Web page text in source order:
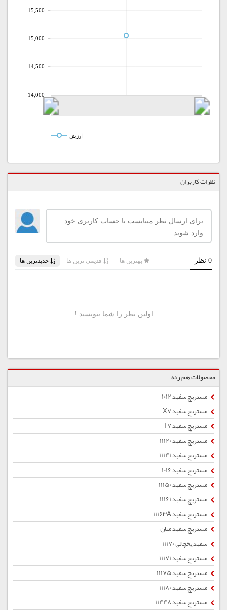
14,000
14,500
15,000
15,500
ارزش
نظرات کاربران
محصولات هم رده
مستربچ سفید 1012
مستربچ سفید X7
مستربچ سفید T7
مستربچ سفید 11120
مستربچ سفید 11141
مستربچ سفید 1016
مستربچ سفید 11150
مستربچ سفید 11161
مستربچ سفید 11163A
مستربچ سفید متان
سفید یخچالی 11170
مستربچ سفید 11171
مستربچ سفید 11175
مستربچ سفید 11180
مستربچ سفید 11448